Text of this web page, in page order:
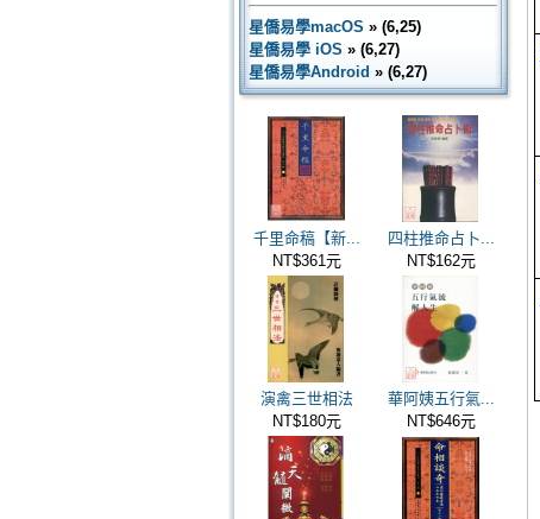
星僑易學macOS » (6,25)
星僑易學 iOS » (6,27)
星僑易學Android » (6,27)
千里命稿【新...
NT$361元
四柱推命占卜...
NT$162元
演禽三世相法
NT$180元
華阿姨五行氣...
NT$646元